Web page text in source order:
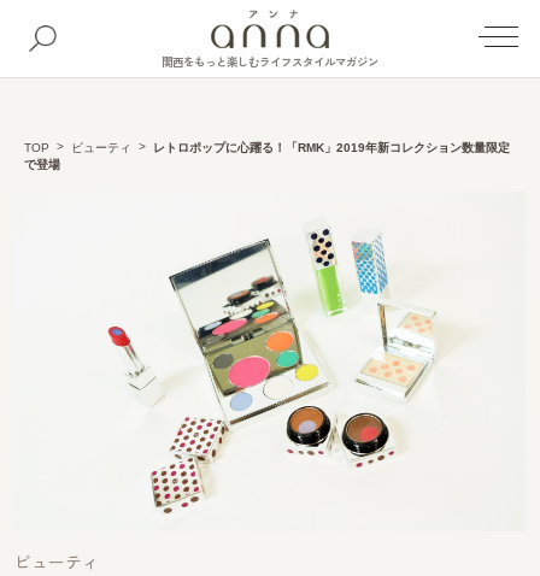
関西をもっと楽しむライフスタイルマガジン
TOP ビューティ
レトロポップに心躍る！「RMK」2019年新コレクション数量限定
で登場
ビューティ